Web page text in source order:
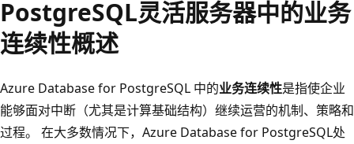
PostgreSQL灵活服务器中的业务
连续性概述
Azure Database for PostgreSQL 中的业务连续性是指使企业
能够面对中断（尤其是计算基础结构）继续运营的机制、策略和
过程。 在大多数情况下，Azure Database for PostgreSQL处